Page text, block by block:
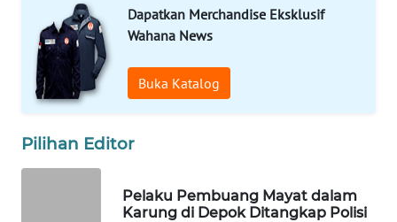
Dapatkan Merchandise Eksklusif
Wahana News
Buka Katalog
Pilihan Editor
Pelaku Pembuang Mayat dalam
Karung di Depok Ditangkap Polisi
SPORT
WAHANA
UMKM
SELEB